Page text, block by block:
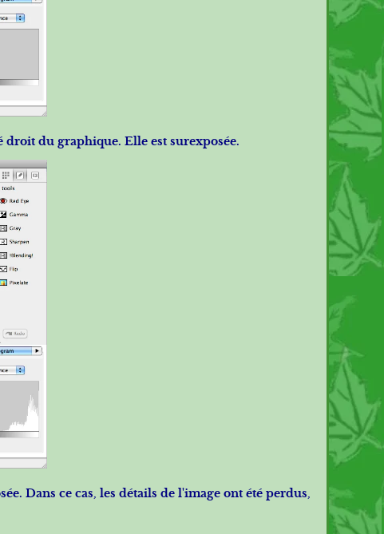
du graphique. Elle est surexposée.
Dans ce cas, les détails de l'image ont été perdus,